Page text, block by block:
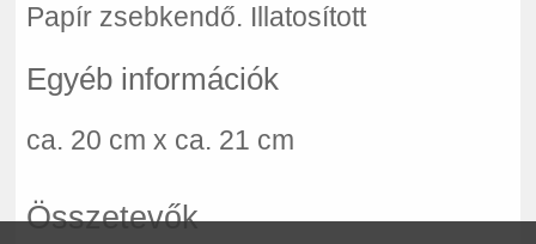
Papír zsebkendő. Illatosított
Egyéb információk
ca. 20 cm x ca. 21 cm
Összetevők